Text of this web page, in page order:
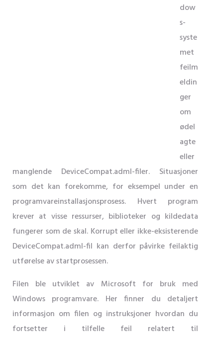
dow
s-
syste
met
feilm
eldin
ger
om
ødel
agte
eller
manglende DeviceCompat.adml-filer. Situasjoner
som det kan forekomme, for eksempel under en
programvareinstallasjonsprosess. Hvert program
krever at visse ressurser, biblioteker og kildedata
fungerer som de skal. Korrupt eller ikke-eksisterende
DeviceCompat.adml-fil kan derfor påvirke feilaktig
utførelse av startprosessen.
Filen ble utviklet av Microsoft for bruk med
Windows programvare. Her finner du detaljert
informasjon om filen og instruksjoner hvordan du
fortsetter i tilfelle feil relatert til